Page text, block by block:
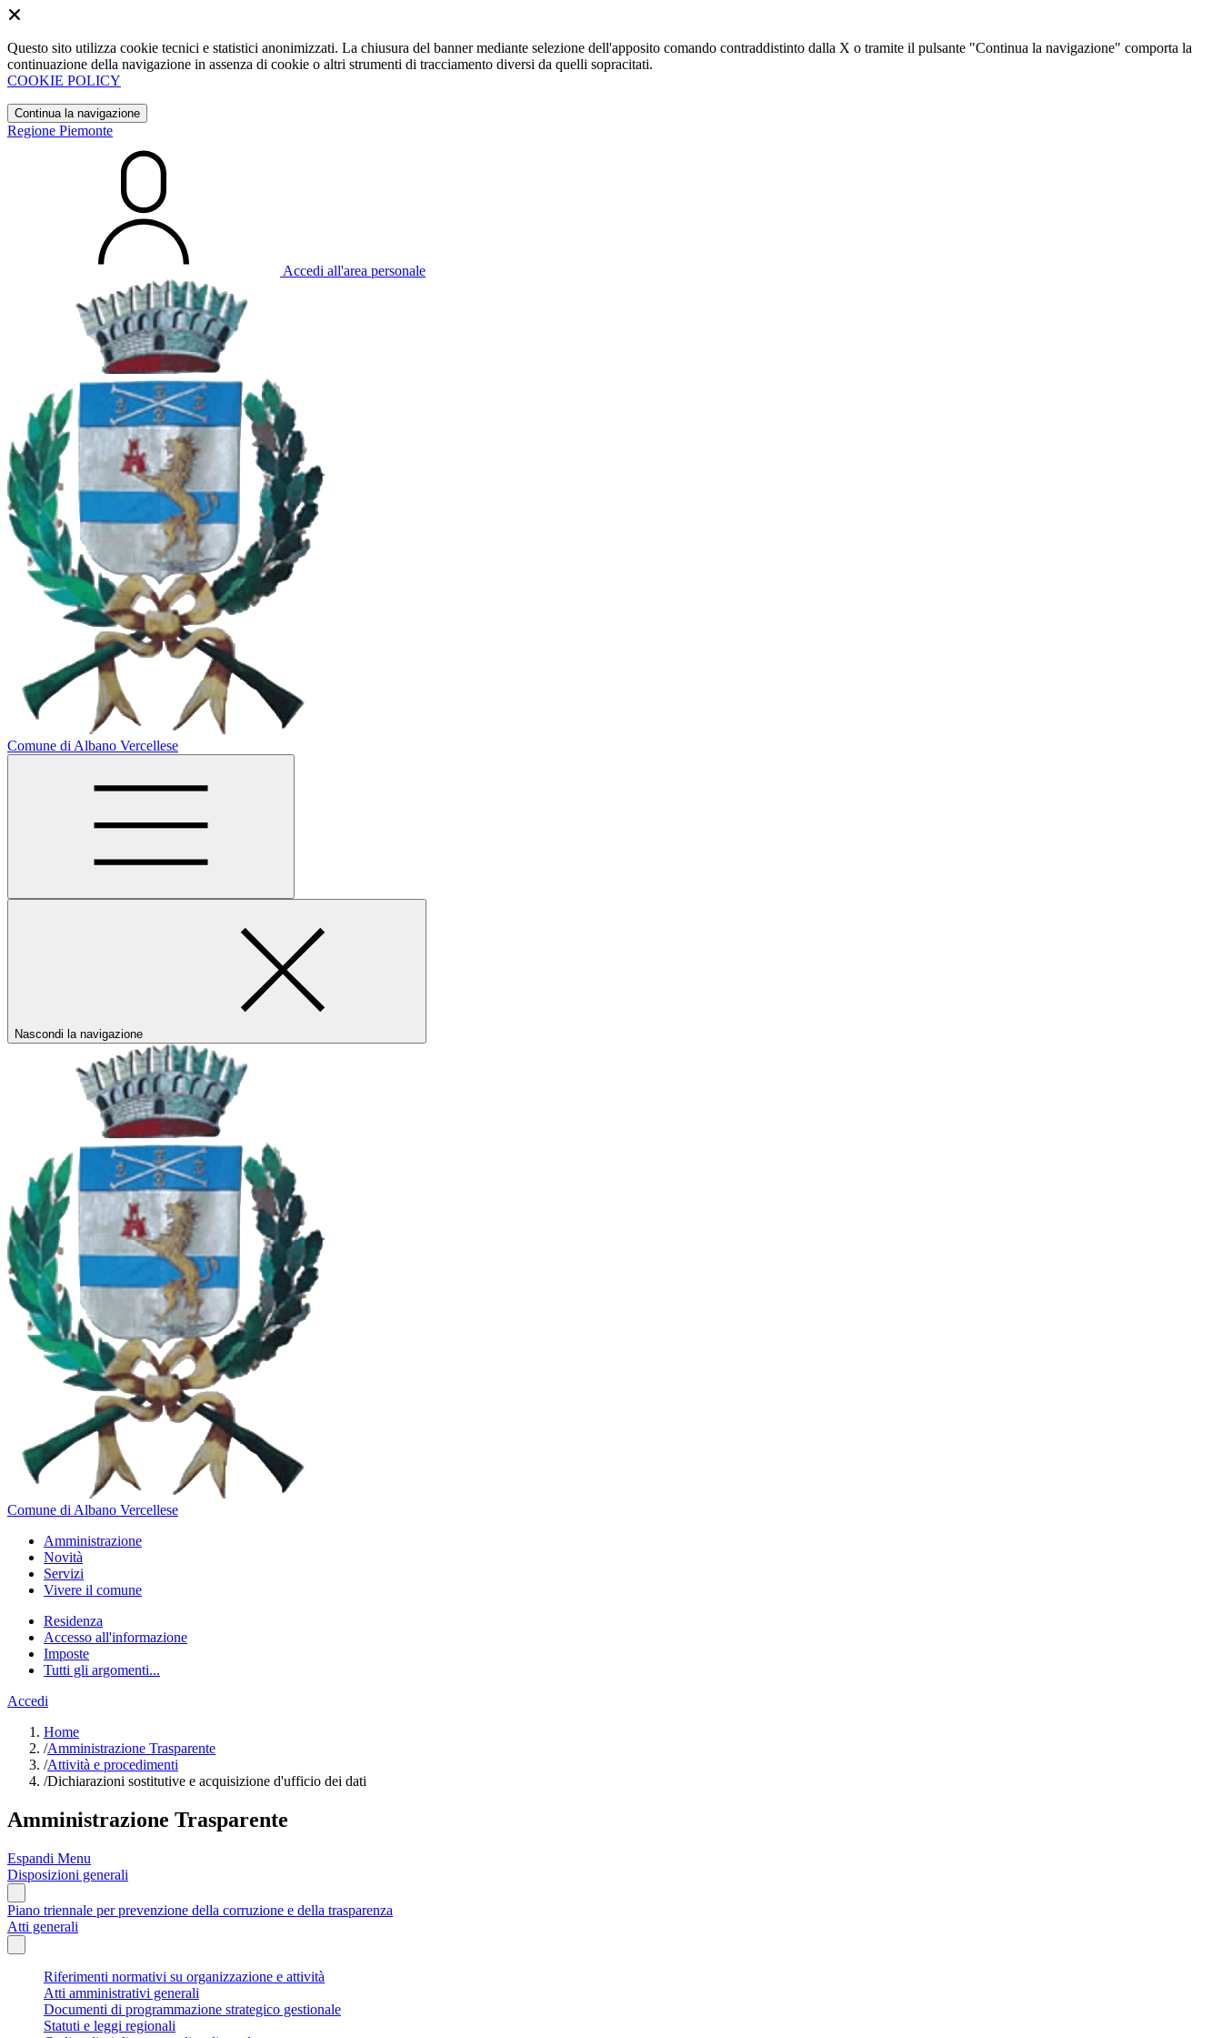
Questo sito utilizza cookie tecnici e statistici anonimizzati. La chiusura del banner mediante selezione dell'apposito comando contraddistinto dalla X o tramite il pulsante "Continua la navigazione" comporta la
continuazione della navigazione in assenza di cookie o altri strumenti di tracciamento diversi da quelli sopracitati.
COOKIE POLICY
Continua la navigazione
Regione Piemonte
Accedi all'area personale
Comune di Albano Vercellese
Nascondi la navigazione
Comune di Albano Vercellese
Amministrazione
Novità
Servizi
Vivere il comune
Residenza
Accesso all'informazione
Imposte
Tutti gli argomenti...
Accedi
Home
/Amministrazione Trasparente
/Attività e procedimenti
/Dichiarazioni sostitutive e acquisizione d'ufficio dei dati
Amministrazione Trasparente
Espandi Menu
Disposizioni generali
Piano triennale per prevenzione della corruzione e della trasparenza
Atti generali
Riferimenti normativi su organizzazione e attività
Atti amministrativi generali
Documenti di programmazione strategico gestionale
Statuti e leggi regionali